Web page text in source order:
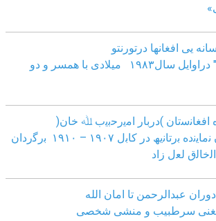
یی افغانها درتورنتو
آنگاه که از" بدحادثه " دراوایل سال۱۹۸۳ میلادی با همسر و دو
اﻓﻐﺎﻧﺳﺗﺎن )درﺑﺎر اﻣﯾرﺣﺑﯾب ﷲ ﺧﺎن(
ﻓﻘﯾر ﺳﯾد اﻓﺗﺧﺎراﻟدﯾن ﻧﻣﺎﯾﻧده ﺑرﺗﺎﻧﯾﮫ در ﮐﺎﺑل ١٩٠٧ – ١٩١٠ ﺑرﮔردان
ﻟﻌل زاد
عبدالرحمن تا امان الله
سرطبیب و منشی شخصی